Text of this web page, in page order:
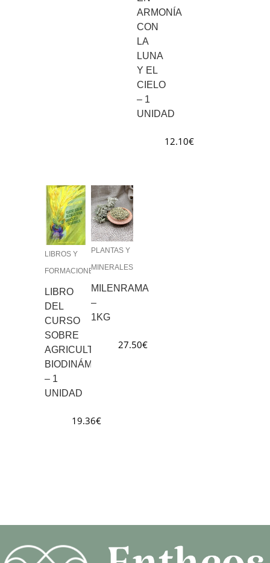
ARMONÍA
CON
LA
LUNA
Y EL
CIELO
– 1
UNIDAD
12.10€
LIBROS Y
FORMACIONES
LIBRO
DEL
CURSO
SOBRE
AGRICULTURA
BIODINÁMICA
– 1
UNIDAD
19.36€
PLANTAS Y
MINERALES
MILENRAMA
–
1KG
27.50€